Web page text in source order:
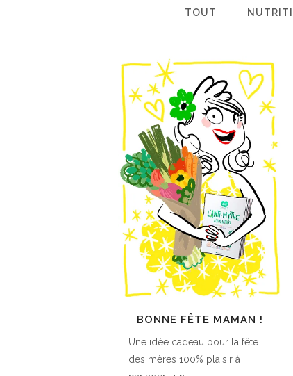
TOUT
BONNE FÊTE MAMAN !
Une idée cadeau pour la fête
des mères 100% plaisir à